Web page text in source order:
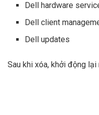
Dell hardware
Dell client
Dell updates
Sau khi xóa, khởi động